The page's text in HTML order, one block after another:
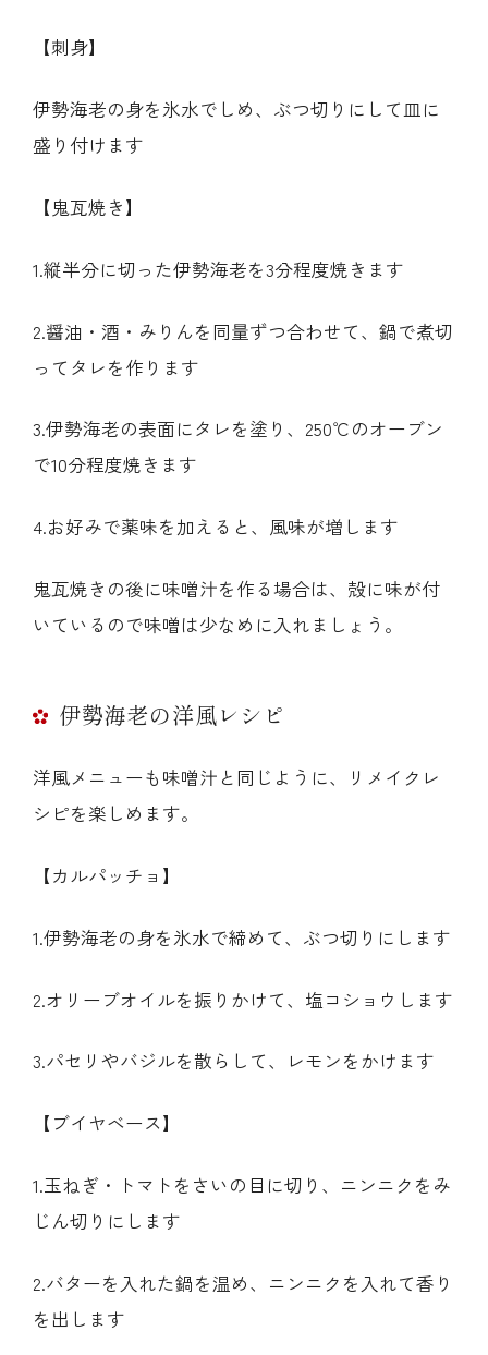
【刺身】
伊勢海老の身を氷水でしめ、ぶつ切りにして皿に
盛り付けます
【鬼瓦焼き】
1.縦半分に切った伊勢海老を3分程度焼きます
2.醤油・酒・みりんを同量ずつ合わせて、鍋で煮切
ってタレを作ります
3.伊勢海老の表面にタレを塗り、250℃のオーブン
で10分程度焼きます
4.お好みで薬味を加えると、風味が増します
鬼瓦焼きの後に味噌汁を作る場合は、殻に味が付
いているので味噌は少なめに入れましょう。
伊勢海老の洋風レシピ
洋風メニューも味噌汁と同じように、リメイクレ
シピを楽しめます。
【カルパッチョ】
1.伊勢海老の身を氷水で締めて、ぶつ切りにします
2.オリーブオイルを振りかけて、塩コショウします
3.パセリやバジルを散らして、レモンをかけます
【ブイヤベース】
1.玉ねぎ・トマトをさいの目に切り、ニンニクをみ
じん切りにします
2.バターを入れた鍋を温め、ニンニクを入れて香り
を出します